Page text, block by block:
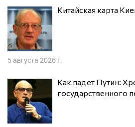
Китайская карта
5 августа 2026 г.
Как падет Путин: Хроника успешного
государственного